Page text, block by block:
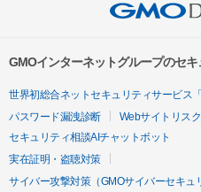
GMOインターネットグループのセ
世界初総合ネットセキュリティサービス
パスワード漏洩診断
Webサイトリス
セキュリティ相談AIチャットボット
実在証明・盗聴対策
サイバー攻撃対策（GMOサイバーセキュ